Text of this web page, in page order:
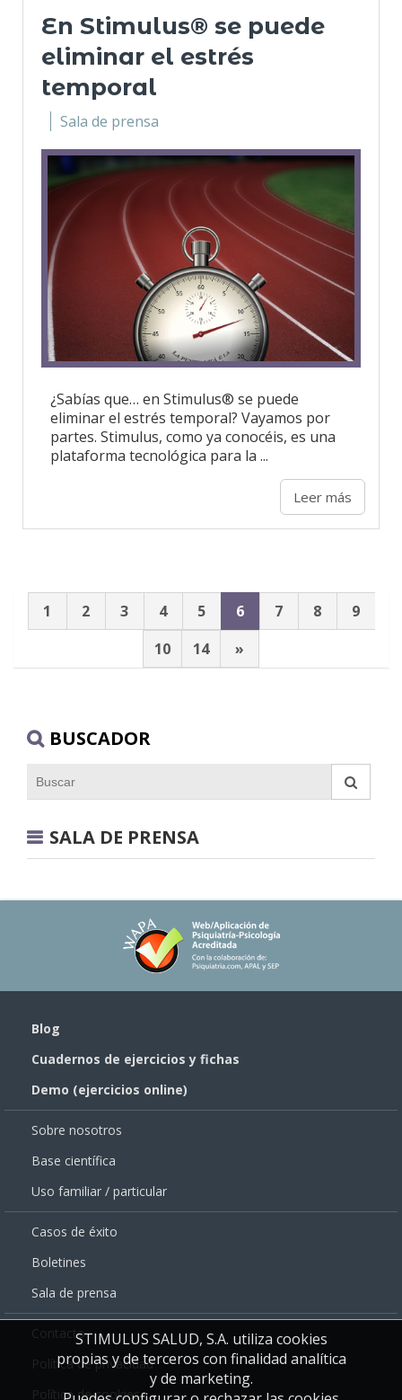
En Stimulus® se puede
eliminar el estrés
temporal
Sala de prensa
¿Sabías que… en Stimulus® se puede
eliminar el estrés temporal? Vayamos por
partes. Stimulus, como ya conocéis, es una
plataforma tecnológica para la ...
Leer más
1 2 3 4 5 6 7 8
9
10
14 »
BUSCADOR
SALA DE PRENSA
Blog
Cuadernos de ejercicios y fichas
Demo (ejercicios online)
Sobre nosotros
Base científica
Uso familiar / particular
Casos de éxito
Boletines
Sala de prensa
Contacto
Política de privacidad
Política de cookies
STIMULUS SALUD, S.A. utiliza cookies
propias y de terceros con finalidad analítica
y de marketing.